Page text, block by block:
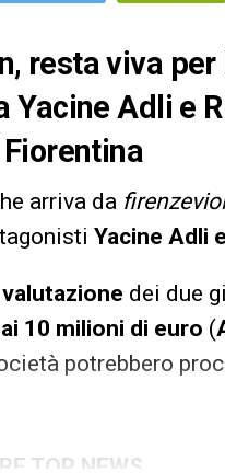
resta viva per
Yacine Adli e
arriva da
Yacine Adli
dei due
10 milioni di euro (
potrebbero
TOP NEWS